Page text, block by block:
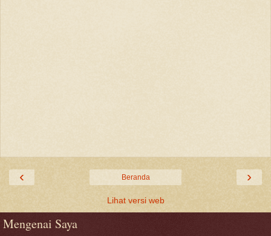
‹ ›
Beranda
Lihat versi web
Mengenai Saya